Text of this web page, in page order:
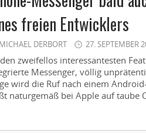
freien Entwicklers
MICHAEL DERBORT 27. SEPTEMBER
zweifellos interessantesten
Messenger, völlig
wird die Ruf nach einem
naturgemäß bei Apple auf taube